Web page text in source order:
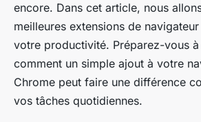
encore. Dans cet article, nous
meilleures extensions de
votre productivité. Préparez-vous
comment un simple ajout à votre
Chrome peut faire une différence
vos tâches quotidiennes.